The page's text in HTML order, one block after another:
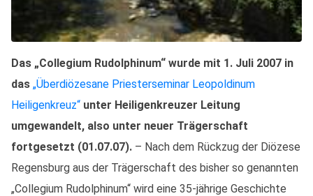
Das „Collegium Rudolphinum“ wurde mit 1. Juli 2007 in
das „Überdiözesane Priesterseminar Leopoldinum
Heiligenkreuz“ unter Heiligenkreuzer Leitung
umgewandelt, also unter neuer Trägerschaft
fortgesetzt (01.07.07). – Nach dem Rückzug der Diözese
Regensburg aus der Trägerschaft des bisher so genannten
„Collegium Rudolphinum“ wird eine 35-jährige Geschichte